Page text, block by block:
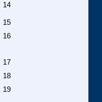
14
15
16
17
18
19